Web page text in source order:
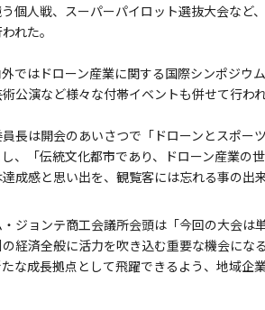
個人戦、スーパーパイロット選抜大会など
れた。
ではドローン産業に関する国際シンポジウ
公演など様々な付帯イベントも併せて行われ
長は開会のあいさつで「ドローンとスポ
、「伝統文化都市であり、ドローン産業の
成感と思い出を、観覧客には忘れる事の出
ジョンテ商工会議所会頭は「今回の大会
経済全般に活力を吹き込む重要な機会にな
な成長拠点として飛躍できるよう、地域企